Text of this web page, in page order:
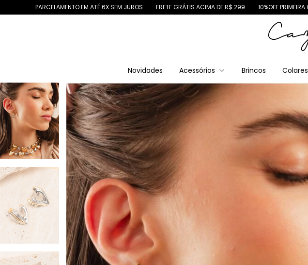
EM ATÉ 6X SEM JUROS FRETE GRÁTIS ACIMA DE R$ 299 10%OFF PRIMEIRA COMPRA CAZE10
Novidades Acessórios Brincos Colares